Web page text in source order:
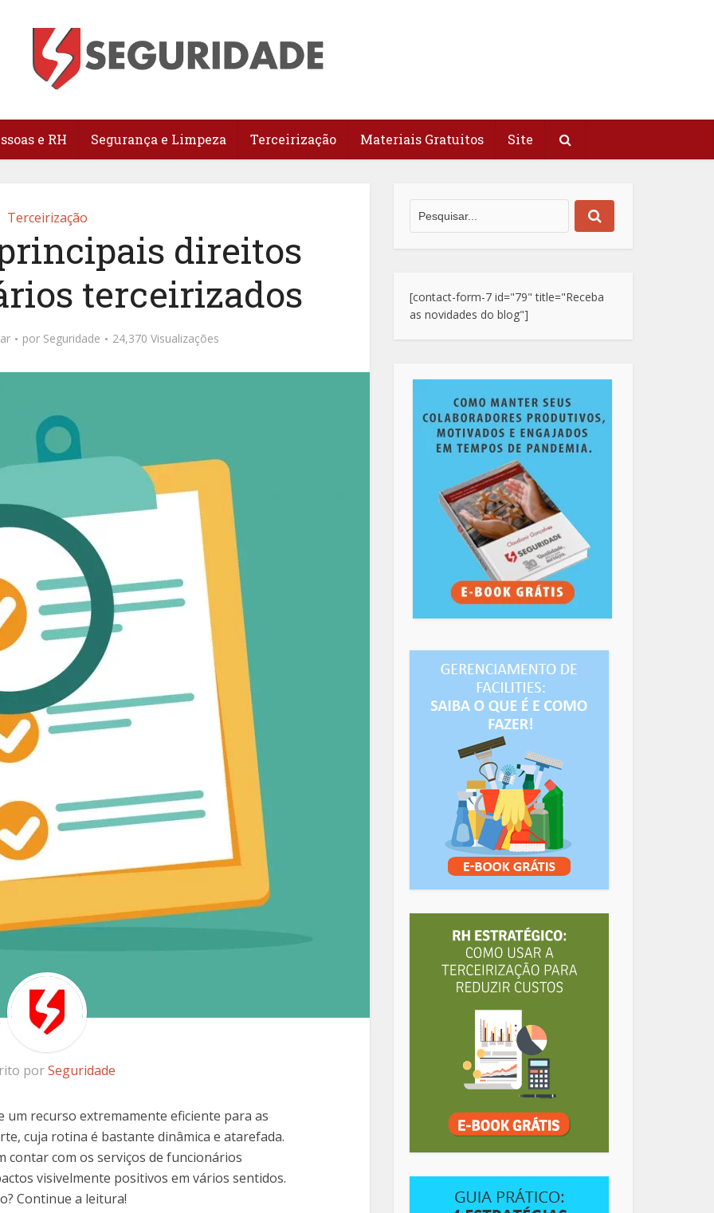
e RH Segurança e Limpeza Terceirização Materiais Gratuitos Site
Terceirização
direitos
terceirizados
por Seguridade 24,370 Visualizações
porSeguridade
um recurso extremamente eficiente para as
cuja rotina é bastante dinâmica e atarefada.
contar com os serviços de funcionários
visivelmente positivos em vários sentidos.
Continue a leitura!
[contact-form-7 id="79" title="Receba
as novidades do blog"]